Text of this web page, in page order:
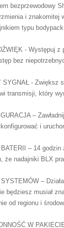
bezprzewodowy
i
typu
- Występuj z
bez
SYGNAŁ - Zwiększ
transmisji, który
–
i
– 14 godzin
że nadajniki BLX
–
będziesz musiał
od regionu i
W